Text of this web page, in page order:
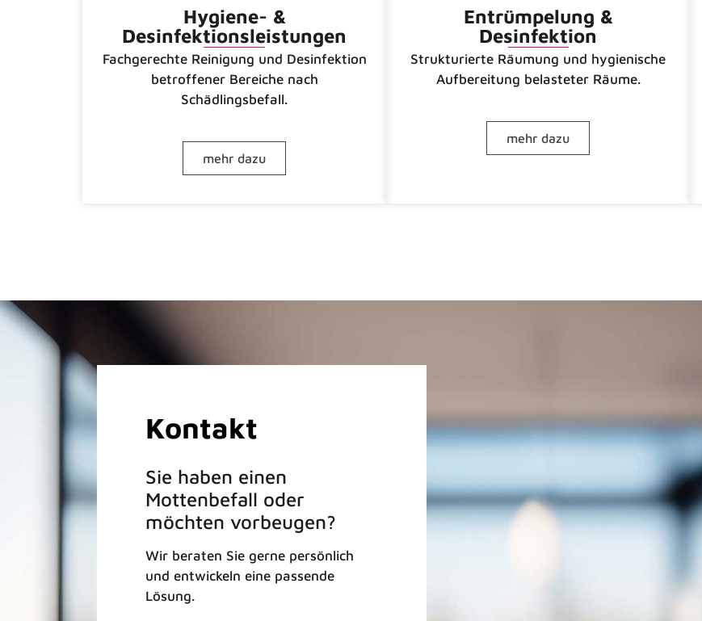
Hygiene- &
Desinfektionsleistungen
Fachgerechte Reinigung und Desinfektion
betroffener Bereiche nach
Schädlingsbefall.
mehr dazu
Entrümpelung &
Desinfektion
Strukturierte Räumung und hygienische
Aufbereitung belasteter Räume.
mehr dazu
Kontakt
Sie haben einen
Mottenbefall oder
möchten vorbeugen?
Wir beraten Sie gerne persönlich
und entwickeln eine passende
Lösung.